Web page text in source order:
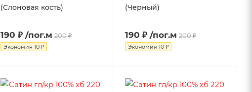
(Слоновая кость)
190 ₽ /пог.м 200 ₽
Экономия 10 ₽
(Черный)
190 ₽ /пог.м 200 ₽
Экономия 10 ₽